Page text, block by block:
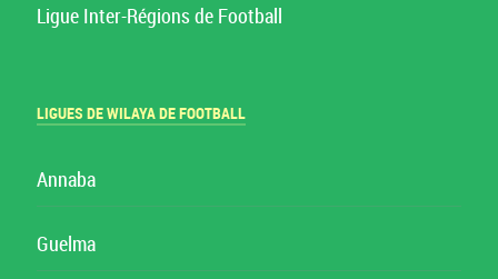
Ligue Inter-Régions de Football
LIGUES DE WILAYA DE FOOTBALL
Annaba
Guelma